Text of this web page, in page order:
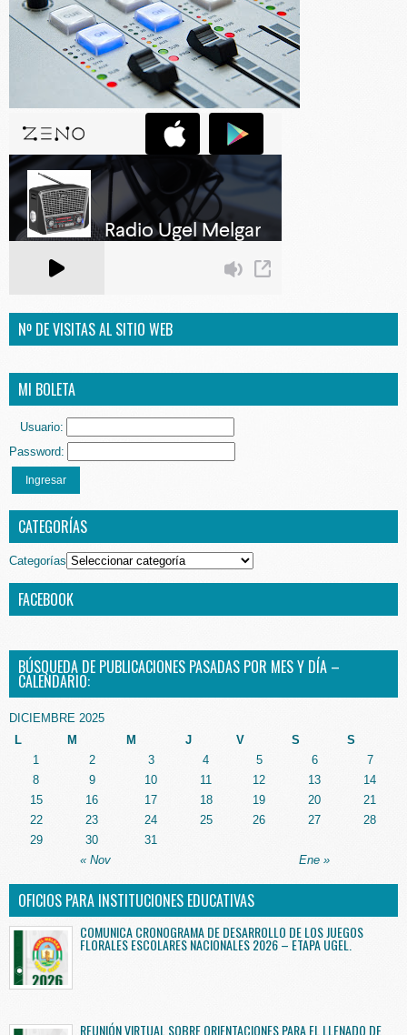
Nº DE VISITAS AL SITIO WEB
MI BOLETA
Usuario:
Password:
Ingresar
CATEGORÍAS
Categorías
FACEBOOK
BÚSQUEDA DE PUBLICACIONES PASADAS POR MES Y DÍA –
CALENDARIO:
DICIEMBRE 2025
L
M M J V S S
« Nov Ene »
1 2 3 4 5 6
7
8
9 10 11 12 13
14
15
16 17 18 19 20
21
22
23 24 25 26 27
28
29
30 31
OFICIOS PARA INSTITUCIONES EDUCATIVAS
COMUNICA CRONOGRAMA DE DESARROLLO DE LOS JUEGOS
FLORALES ESCOLARES NACIONALES 2026 – ETAPA UGEL.
REUNIÓN VIRTUAL SOBRE ORIENTACIONES PARA EL LLENADO DE